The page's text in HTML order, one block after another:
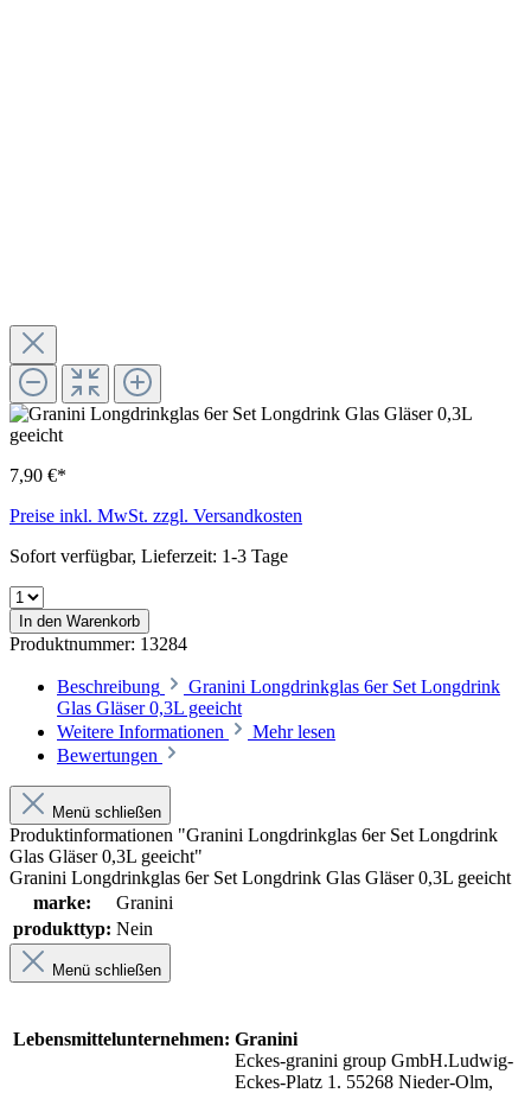
7,90 €*
Preise inkl. MwSt. zzgl. Versandkosten
Sofort verfügbar, Lieferzeit: 1-3 Tage
In den Warenkorb
Produktnummer: 13284
Beschreibung
Granini Longdrinkglas 6er Set Longdrink
Glas Gläser 0,3L geeicht
Weitere Informationen
Mehr lesen
Bewertungen
Menü schließen
Produktinformationen "Granini Longdrinkglas 6er Set Longdrink
Glas Gläser 0,3L geeicht"
Granini Longdrinkglas 6er Set Longdrink Glas Gläser 0,3L geeicht
marke:
Granini
produkttyp: Nein
Menü schließen
Lebensmittelunternehmen: Granini
Eckes-granini group GmbH.Ludwig-
Eckes-Platz 1. 55268 Nieder-Olm,